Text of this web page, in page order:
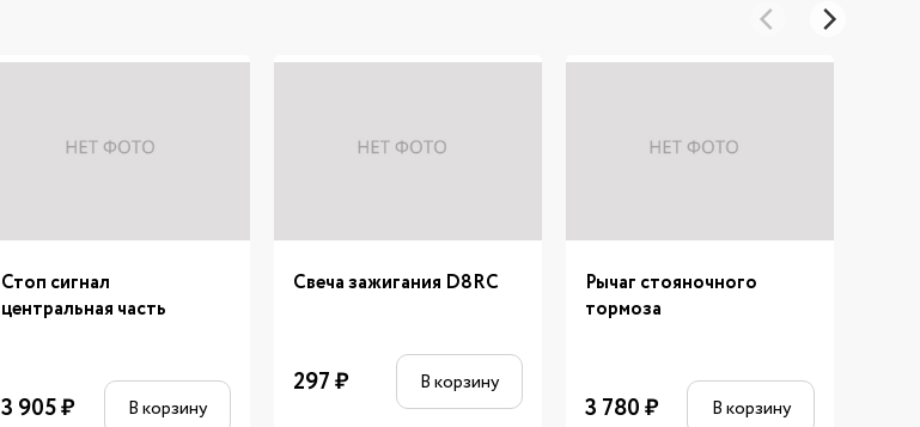
Стоп сигнал
центральная часть
3 905₽ В корзину
Свеча зажигания D8RC
297₽ В корзину
Рычаг стояночного
тормоза
3 780₽ В корзину